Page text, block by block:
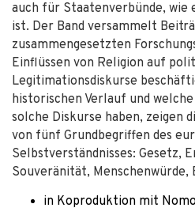
auch für Staatenverbünde, wie
ist. Der Band versammelt
zusammengesetzten
Einflüssen von Religion auf
Legitimationsdiskurse
historischen Verlauf und
solche Diskurse haben, zeigen
von fünf Grundbegriffen des
Selbstverständnisses: Gesetz,
Souveränität, Menschenwürde,
in Koproduktion mit